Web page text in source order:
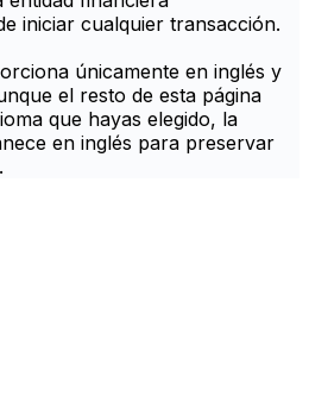
iniciar cualquier transacción.
únicamente en inglés y
el resto de esta página
que hayas elegido, la
en inglés para preservar